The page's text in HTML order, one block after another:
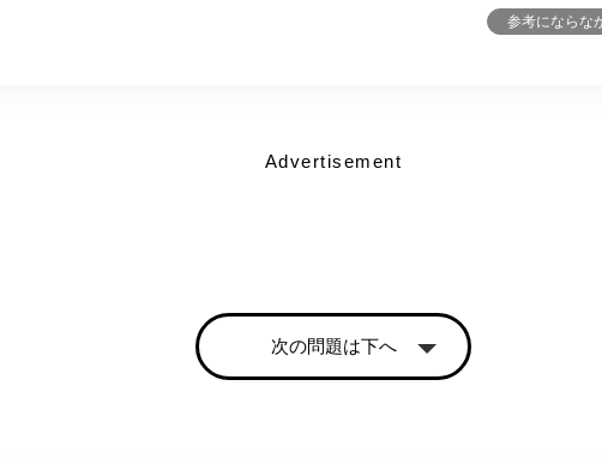
参考にならな
Advertisement
次の問題は下へ